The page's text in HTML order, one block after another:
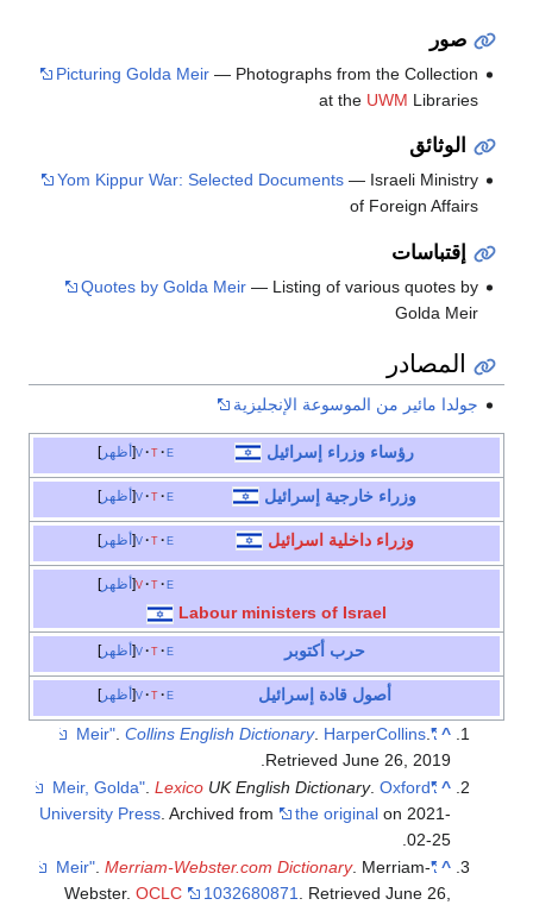
صور
Picturing Golda Meir— Photographs from the Collection
at the UWM Libraries
الوثائق
Yom Kippur War: Selected Documents— Israeli Ministry
of Foreign Affairs
إقتباسات
Quotes by Golda Meir— Listing of various quotes by
Golda Meir
المصادر
جولدا مائير من الموسوعة الإنجليزية
أظهر v t e رؤساء وزراء إسرائيل
أظهر v t e وزراء خارجية إسرائيل
أظهر v t e وزراء داخلية اسرائيل
أظهر v t e
Labour ministers of Israel
أظهر v t e حرب أكتوبر
أظهر v t e أصول قادة إسرائيل
^
"Meir"
.Collins English Dictionary. HarperCollins .
RetrievedJune 26, 2019
^
"Meir, Golda"
.Lexico UK English Dictionary.Oxford
University Press . Archived from the original on 2021-
02-25.
^
"Meir"
.Merriam-Webster.com Dictionary. Merriam-
Webster.OCLC 1032680871. RetrievedJune 26,